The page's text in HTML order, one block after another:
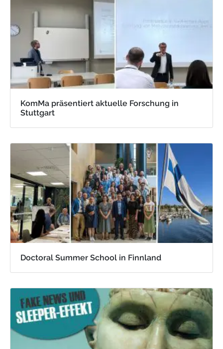
KomMa präsentiert aktuelle Forschung in
Stuttgart
Doctoral Summer School in Finnland